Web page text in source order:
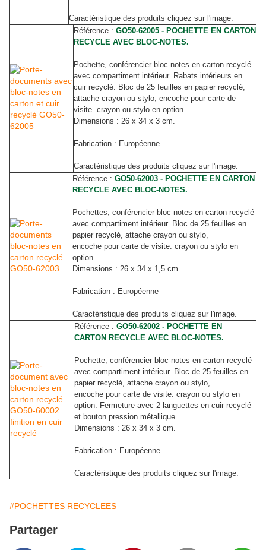
Caractéristique des produits cliquez sur l'image.
Référence : GO50-62005 - POCHETTE EN CARTON
RECYCLE AVEC BLOC-NOTES.
Pochette, conférencier bloc-notes en carton recyclé
avec compartiment intérieur. Rabats intérieurs en
cuir recyclé. Bloc de 25 feuilles en papier recyclé,
attache crayon ou stylo, encoche pour carte de
visite. crayon ou stylo en option.
Dimensions : 26 x 34 x 3 cm.
Fabrication : Européenne
Caractéristique des produits cliquez sur l'image.
Référence : GO50-62003 - POCHETTE EN CARTON
RECYCLE AVEC BLOC-NOTES.
Pochettes, conférencier bloc-notes en carton recyclé
avec compartiment intérieur. Bloc de 25 feuilles en
papier recyclé, attache crayon ou stylo,
encoche pour carte de visite. crayon ou stylo en
option.
Dimensions : 26 x 34 x 1,5 cm.
Fabrication : Européenne
Caractéristique des produits cliquez sur l'image.
Référence : GO50-62002 - POCHETTE EN
CARTON RECYCLE AVEC BLOC-NOTES.
Pochette, conférencier bloc-notes en carton recyclé
avec compartiment intérieur. Bloc de 25 feuilles en
papier recyclé, attache crayon ou stylo,
encoche pour carte de visite. crayon ou stylo en
option. Fermeture avec 2 languettes en cuir recyclé
et bouton pression métallique.
Dimensions : 26 x 34 x 3 cm.
Fabrication : Européenne
Caractéristique des produits cliquez sur l'image.
#POCHETTES RECYCLEES
Partager